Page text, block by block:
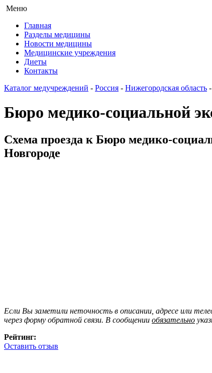
Меню
Главная
Разделы медицины
Новости медицины
Медицинские учреждения
Диеты
Контакты
Каталог медучреждений - Россия - Нижегородская область -
Бюро медико-социальной
Схема проезда к Бюро медико-
Новгороде
Если Вы заметили неточность в описании, адресе или
через форму обратной связи. В сообщении обязательно
Рейтинг:
Оставить отзыв